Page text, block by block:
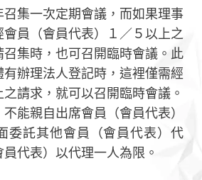
召集一次定期會議，而如果理事
會員（會員代表）１／５以上之
集時，也可召開臨時會議。此
辦理法人登記時，這裡僅需經
請求，就可以召開臨時會議。
能親自出席會員（會員代表）
委託其他會員（會員代表）代
代表）以代理一人為限。